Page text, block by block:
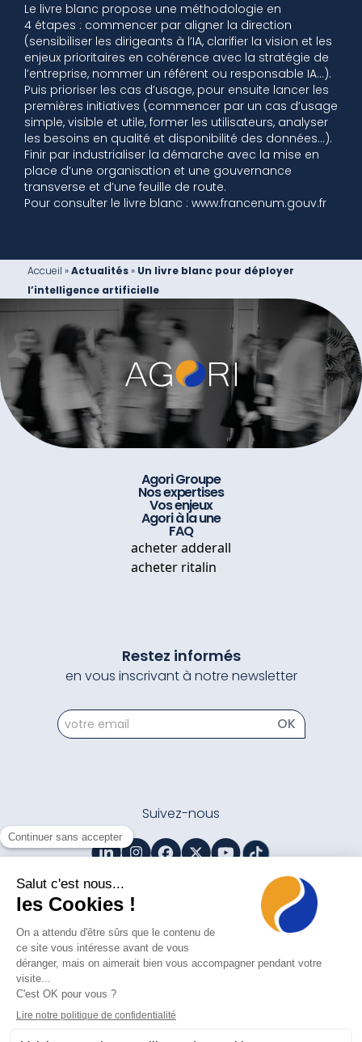
Le livre blanc propose une méthodologie en
4 étapes : commencer par aligner la direction
(sensibiliser les dirigeants à l’IA, clarifier la vision et les
enjeux prioritaires en cohérence avec la stratégie de
l’entreprise, nommer un référent ou responsable IA...).
Puis prioriser les cas d’usage, pour ensuite lancer les
premières initiatives (commencer par un cas d’usage
simple, visible et utile, former les utilisateurs, analyser
les besoins en qualité et disponibilité des données…).
Finir par industrialiser la démarche avec la mise en
place d’une organisation et une gouvernance
transverse et d’une feuille de route.
Pour consulter le livre blanc : www.francenum.gouv.fr
Accueil »Actualités» Un livre blanc pour déployer
l’intelligence artificielle
Agori Groupe
Nos expertises
Vos enjeux
Agori à la une
FAQ
acheter adderall
acheter ritalin
Restez informés
en vous inscrivant à notre newsletter
newsletter OK
Suivez-nous
Mentions légalesPolitique de protection des données personnelles
Contactez-nous